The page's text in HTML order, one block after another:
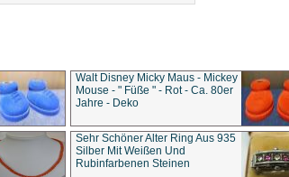
Walt Disney Micky Maus - Mickey
Mouse - " Füße " - Rot - Ca. 80er
Jahre - Deko
Sehr Schöner Alter Ring Aus 935
Silber Mit Weißen Und
Rubinfarbenen Steinen